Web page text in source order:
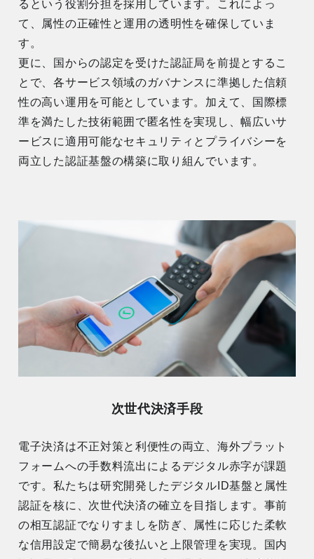
るという役割分担を採用しています。これによっ
て、属性の正確性と運用の透明性を確保していま
す。
更に、国からの認定を受けた認証局を前提とするこ
とで、各サービス領域のガバナンスに準拠した信頼
性の高い運用を可能としています。加えて、国際標
準を満たした技術範囲で匿名性を実現し、幅広いサ
ービスに適用可能なセキュリティとプライバシーを
両立した認証基盤の構築に取り組んでいます。
次世代決済手段
電子決済は不正対策と利便性の両立、海外プラット
フォームへの手数料流出によるデジタル赤字が課題
です。私たちは研究開発したデジタルID基盤と属性
認証を核に、次世代決済の確立を目指します。事前
の相互認証でなりすましを防ぎ、属性に応じた柔軟
な信用設定で簡易な後払いと上限管理を実現。国内